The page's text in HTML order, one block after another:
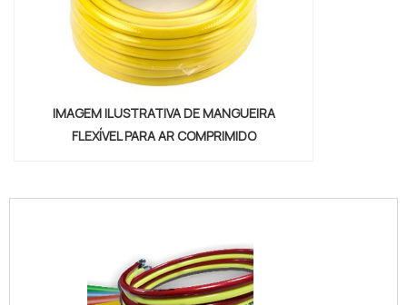
IMAGEM ILUSTRATIVA DE MANGUEIRA
FLEXÍVEL PARA AR COMPRIMIDO